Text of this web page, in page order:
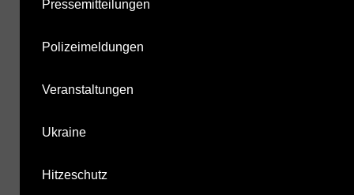
Pressemitteilungen
Polizeimeldungen
Veranstaltungen
Ukraine
Hitzeschutz